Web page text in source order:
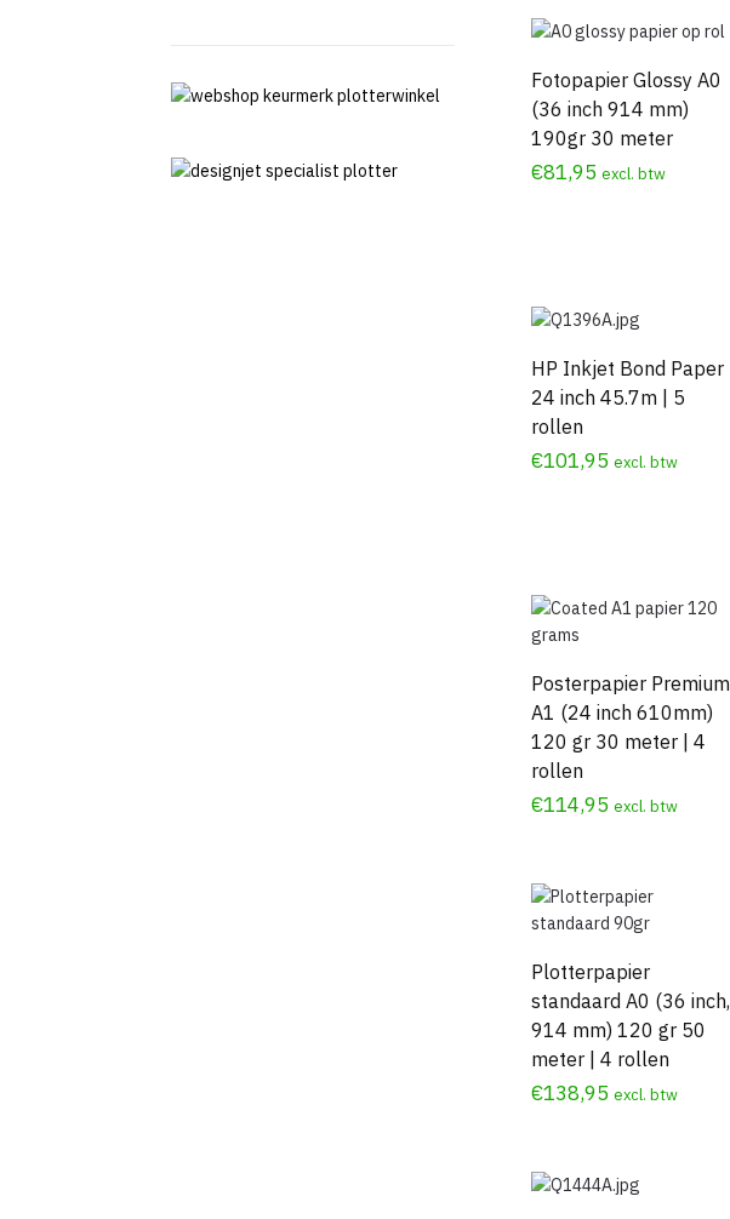
Fotopapier Glossy A0
(36 inch 914 mm)
190gr 30 meter
€81,95 excl. btw
HP Inkjet Bond Paper
24 inch 45.7m | 5
rollen
€101,95 excl. btw
Posterpapier Premium
A1 (24 inch 610mm)
120 gr 30 meter | 4
rollen
€114,95 excl. btw
Plotterpapier
standaard A0 (36 inch,
914 mm) 120 gr 50
meter | 4 rollen
€138,95 excl. btw